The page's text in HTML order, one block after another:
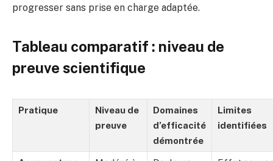
progresser sans prise en charge adaptée.
Tableau comparatif : niveau de
preuve scientifique
Pratique
Niveau de
preuve
Domaines
d’efficacité
démontrée
Limites
identifiées